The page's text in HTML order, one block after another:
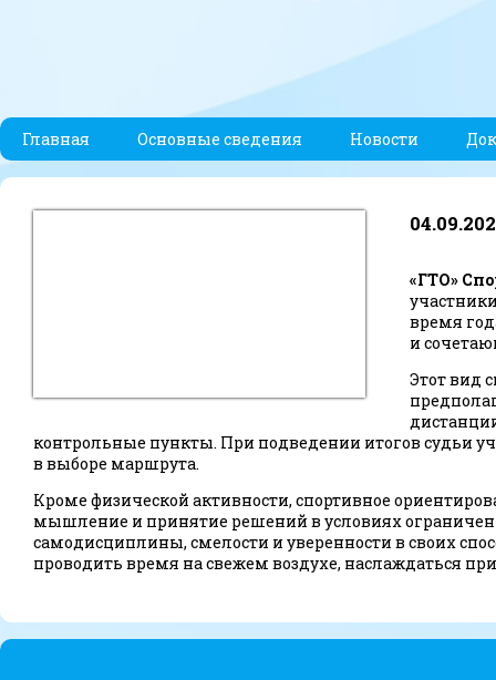
Главная Основные сведения Новости
«ГТО»
время
и
Этот вид
контрольные пункты. При подведении итогов судьи
в выборе маршрута.
Кроме физической активности, спортивное
мышление и принятие решений в условиях
самодисциплины, смелости и уверенности в своих
проводить время на свежем воздухе, наслаждаться